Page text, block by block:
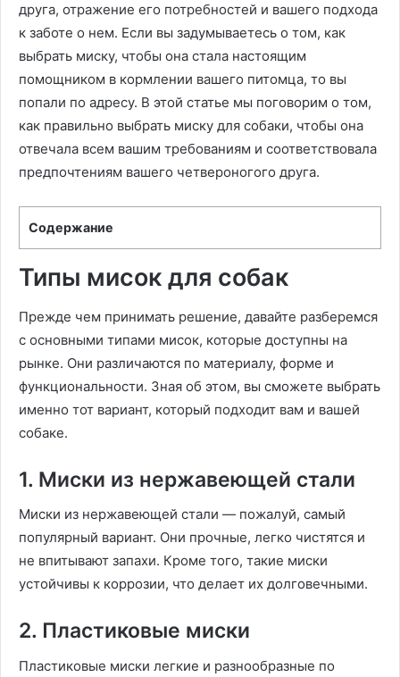
друга, отражение его потребностей и вашего подхода
к заботе о нем. Если вы задумываетесь о том, как
выбрать миску, чтобы она стала настоящим
помощником в кормлении вашего питомца, то вы
попали по адресу. В этой статье мы поговорим о том,
как правильно выбрать миску для собаки, чтобы она
отвечала всем вашим требованиям и соответствовала
предпочтениям вашего четвероногого друга.
Содержание
Типы мисок для собак
Прежде чем принимать решение, давайте разберемся
с основными типами мисок, которые доступны на
рынке. Они различаются по материалу, форме и
функциональности. Зная об этом, вы сможете выбрать
именно тот вариант, который подходит вам и вашей
собаке.
1. Миски из нержавеющей стали
Миски из нержавеющей стали — пожалуй, самый
популярный вариант. Они прочные, легко чистятся и
не впитывают запахи. Кроме того, такие миски
устойчивы к коррозии, что делает их долговечными.
2. Пластиковые миски
Пластиковые миски легкие и разнообразные по